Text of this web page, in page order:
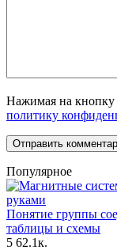
Нажимая на
политику
Популярное
руками
Понятие группы
таблицы и схемы
5 62.1к.